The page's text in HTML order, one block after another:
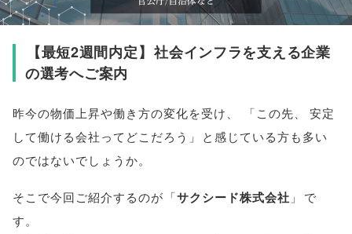
【最短2週間内定】 社会インフラを支える企業
の選考へご案内
昨今の物価上昇や働き方の変化を受け 「この先
安定
して働ける会社ってどこだろう 」
と感じている方も多い
のではないでしょうか。
そこで今回ご紹介するのが 「サクシード株式会社 」
で
す。